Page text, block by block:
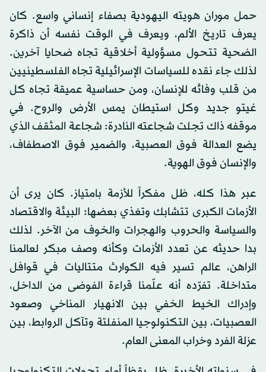
حمل موران هويته اليهودية بصفاء إنساني واسع. كان
يعرف تاريخ الألم، ويعرف في الوقت نفسه أن ذاكرة
الضحية تتحول مسؤولية أخلاقية تجاه ضحايا آخرين.
لذلك جاء نقده للسياسات الإسرائيلية تجاه الفلسطينيين
من قلب وفائه للإنسان، ومن حساسية عميقة تجاه كل
غيتو جديد وكل استيطان يمس الأرض والروح. في
موقفه ذاك تجلت شجاعته النادرة: شجاعة المثقف الذي
يضع العدالة فوق العصبية، والضمير فوق الاصطفاف،
والإنسان فوق الهوية.
عبر هذا كله، ظل مفكراً للأزمة بامتياز. كان يرى أن
الأزمات الكبرى تتشابك وتغذي بعضها: البيئة والاقتصاد
والسياسة والحروب والهجرات والخوف من الآخر. لذلك
بدا حديثه عن تعدد الأزمات وكأنه وصف مبكر لعالمنا
الراهن، عالم تسير فيه الكوارث متتاليات في قوافل
متداخلة. تفرّده أنه علّمنا قراءة الفوضى من الداخل،
وإدراك الخيط الخفي بين الانهيار المناخي وصعود
العصبيات، بين التكنولوجيا المنفلتة وتآكل الروابط، بين
عزلة الفرد وخراب المعنى العام.